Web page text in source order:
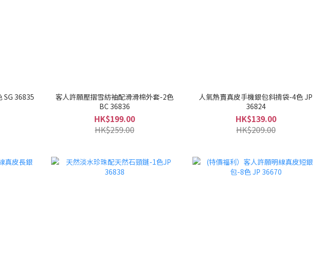
SG 36835
客人許願壓摺雪紡袖配滑滑棉外套-2色
BC 36836
HK$199.00
HK$259.00
人氣熱賣真皮手機銀包斜揹袋-4色 JP
36824
HK$139.00
HK$209.00